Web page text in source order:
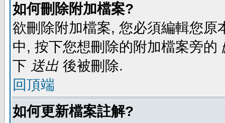
如何刪除附加檔案?
欲刪除附加檔案, 您必須編輯您
中, 按下您想刪除的附加檔案旁的
下 送出 後被刪除.
回頂端
如何更新檔案註解?